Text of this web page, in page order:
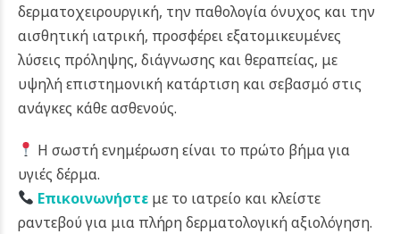
δερματοχειρουργική, την παθολογία όνυχος και την
αισθητική ιατρική, προσφέρει εξατομικευμένες
λύσεις πρόληψης, διάγνωσης και θεραπείας, με
υψηλή επιστημονική κατάρτιση και σεβασμό στις
ανάγκες κάθε ασθενούς.
Η σωστή ενημέρωση είναι το πρώτο βήμα για
υγιές δέρμα.
Επικοινωνήστε με το ιατρείο και κλείστε
ραντεβού για μια πλήρη δερματολογική αξιολόγηση.